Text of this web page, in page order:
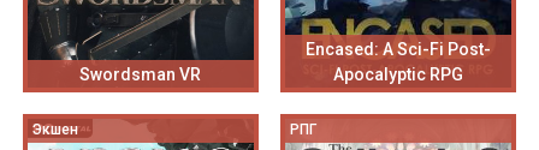
Swordsman VR
Encased: A Sci-Fi Post-
Apocalyptic RPG
Экшен РПГ